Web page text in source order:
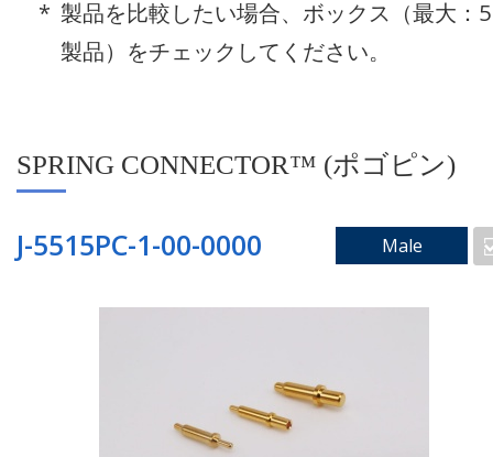
スルーホールコネクタ
ライトアングルコネクタ
受け側コネクタ
製品を比較したい場合、ボックス（最大：5
製品）をチェックしてください。
SPRING CONNECTOR™ (ポゴピン)
J-5515PC-1-00-0000 Male